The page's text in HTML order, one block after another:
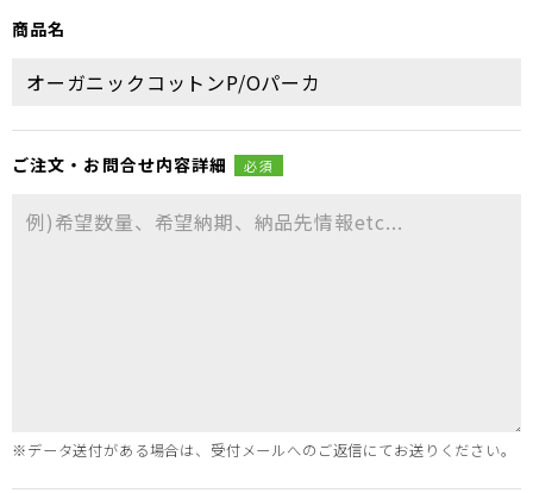
商品名
ご注文・ お問合せ内容詳細 必須
※データ送付がある場合は、受付メールへのご返信にてお送りください。